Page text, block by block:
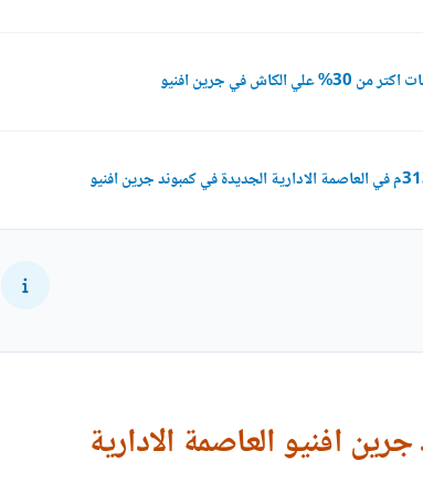
علي الكاش في جرين افنيو
افنيو العاصمة الادارية